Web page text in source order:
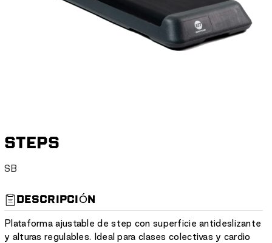
STEPS
S
U
:
SB
DESCRIPCIÓN
Plataforma ajustable de step con superficie antideslizante
y alturas regulables. Ideal para clases colectivas y cardio